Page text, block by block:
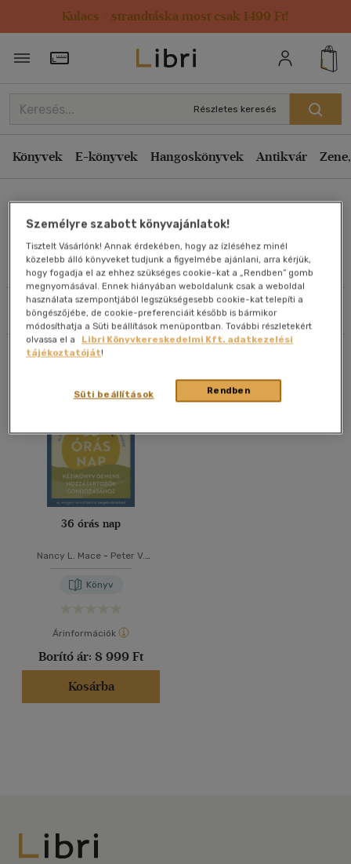
Kulacs / strandtáska most csak 1499 Ft!
Törzsvásárlói Kártya adatai
Részletes keresés
Könyvek E-könyvek Hangoskönyvek Antikvár
Peter V. Rabins
Művei
Szűrés Rendezés
Rendezés
Kiadás éve szerint csökkenő
Ár szerint csökkenő
Eladott darabszám szerint csökkenő
Eladott darabszám szerint növekvő
Cím szerint A-Z
Szerző szerint A-Z
Megjelenítés
20 db / oldal
Alkalmaz
36 órás nap
Nancy L. Mace - Peter V.
Könyv
Árinformációk
Borító ár: 8 999 Ft
Kosárba
Libri
Személyre szabott könyvajánlatok!
Tisztelt Vásárlónk! Annak érdekében, hogy az ízléséhez minél
közelebb álló könyveket tudjunk a figyelmébe ajánlani, arra kérjük,
hogy fogadja el az ehhez szükséges cookie-kat a „Rendben” gomb
megnyomásával. Ennek hiányában weboldalunk csak a weboldal
használata szempontjából legszükségesebb cookie-kat telepíti a
böngészőjébe, de cookie-preferenciáit később is bármikor
módosíthatja a Süti beállítások menüpontban. További részletekért
olvassa el a
Libri Könyvkereskedelmi Kft. adatkezelési
tájékoztatóját!
Rendben
Süti beállítások